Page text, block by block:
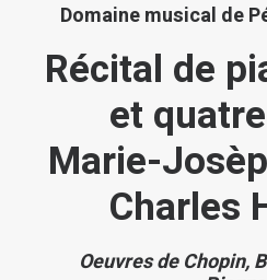
LES PIANOS
LES SERVICES
CONTACT
Domaine musical de
Récital de
et
Marie-
Charles
Oeuvres de Chopin,